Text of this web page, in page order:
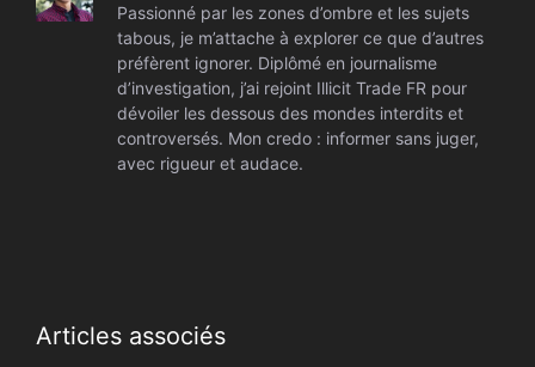
Passionné par les zones d’ombre et les sujets
tabous, je m’attache à explorer ce que d’autres
préfèrent ignorer. Diplômé en journalisme
d’investigation, j’ai rejoint Illicit Trade FR pour
dévoiler les dessous des mondes interdits et
controversés. Mon credo : informer sans juger,
avec rigueur et audace.
Articles associés